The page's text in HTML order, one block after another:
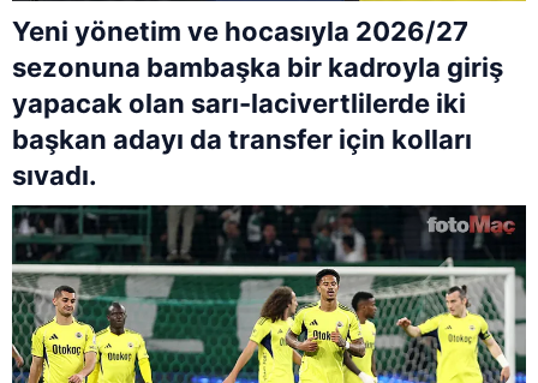
Yeni yönetim ve hocasıyla 2026/27
sezonuna bambaşka bir kadroyla giriş
yapacak olan sarı-lacivertlilerde iki
başkan adayı da transfer için kolları
sıvadı.